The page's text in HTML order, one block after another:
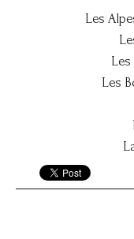
Les
Les